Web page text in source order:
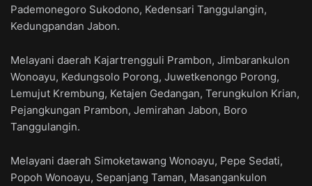
Pademonegoro Sukodono, Kedensari Tanggulangin,
Kedungpandan Jabon.
Melayani daerah Kajartrengguli Prambon, Jimbarankulon
Wonoayu, Kedungsolo Porong, Juwetkenongo Porong,
Lemujut Krembung, Ketajen Gedangan, Terungkulon Krian,
Pejangkungan Prambon, Jemirahan Jabon, Boro
Tanggulangin.
Melayani daerah Simoketawang Wonoayu, Pepe Sedati,
Popoh Wonoayu, Sepanjang Taman, Masangankulon